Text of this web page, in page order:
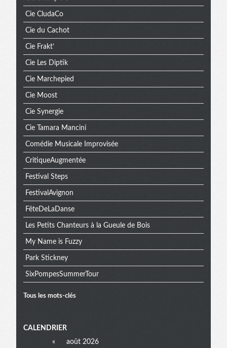
Cie CludaCo
Cie du Cachot
Cie Frakt’
Cie Les Diptik
Cie Marchepied
Cie Moost
Cie Synergie
Cie Tamara Mancini
Comédie Musicale Improvisée
CritiqueAugmentée
Festival Steps
FestivalAvignon
FêteDeLaDanse
Les Petits Chanteurs à la Gueule de Bois
My Name is Fuzzy
Park Stickney
SixPompesSummerTour
Tous les mots-clés
Menu
CALENDRIER
«
août 2026